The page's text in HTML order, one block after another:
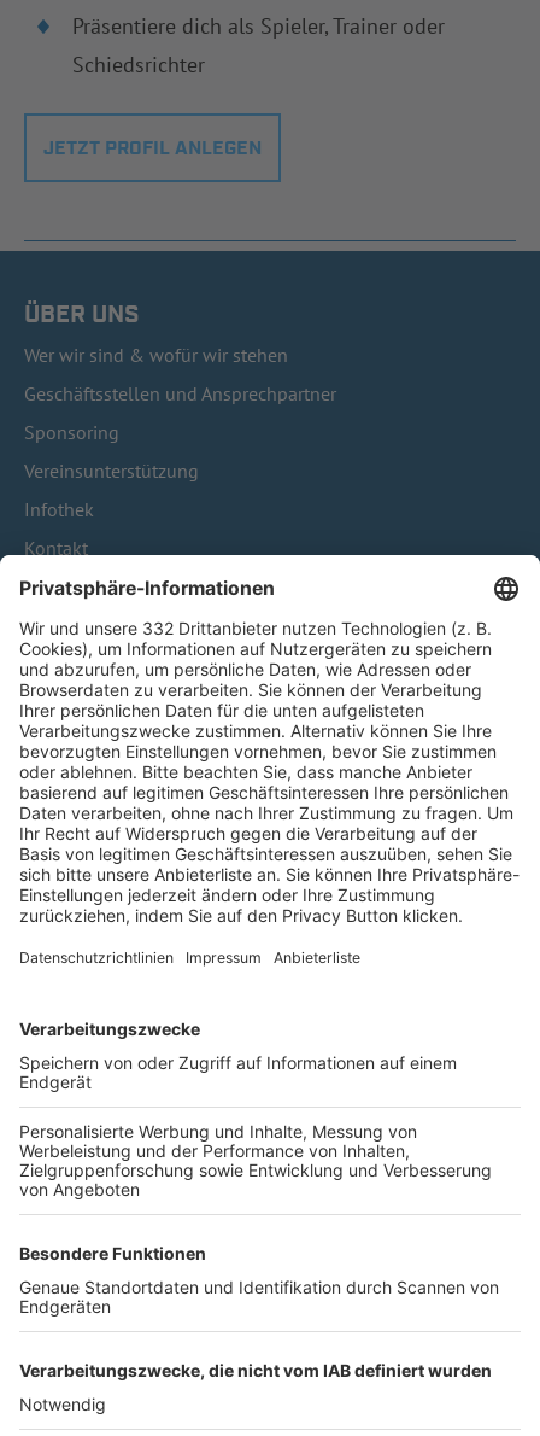
Präsentiere dich als Spieler, Trainer oder
Schiedsrichter
JETZT PROFIL ANLEGEN
ÜBER UNS
Wer wir sind & wofür wir stehen
Geschäftsstellen und Ansprechpartner
Sponsoring
Vereinsunterstützung
Infothek
Kontakt
HÄUFIG BESUCHTE SEITEN
Pässe und Vereinswechsel
Trainerausbildung
Schulungsangebot Vereinsmitarbeiter
BFV-Geschäftsstellen
Trainerbörse
Login SpielPlus
FOLGE DEM BFV
TOP-VEREINE
TOP-PARTNER